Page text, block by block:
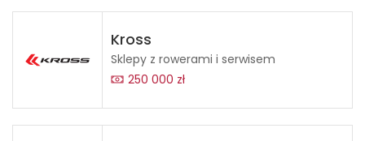
Kross
Sklepy z rowerami i serwisem
250 000 zł